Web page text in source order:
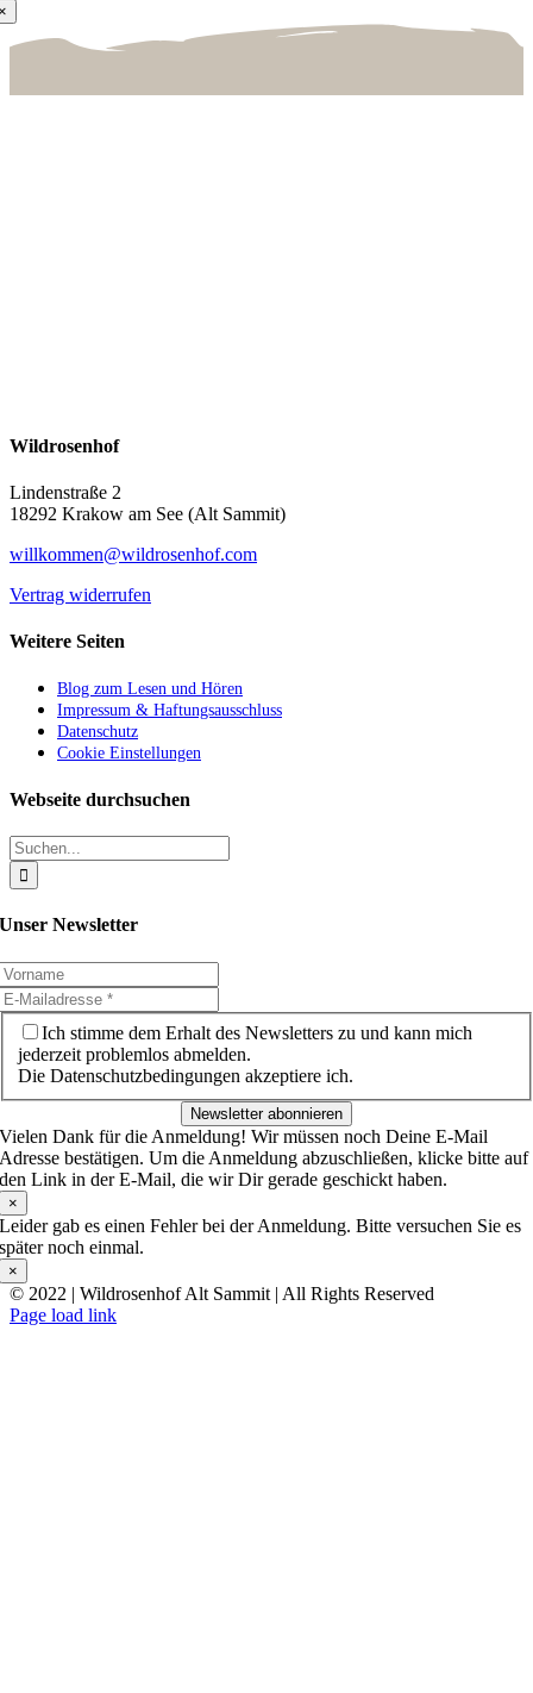
Wildrosenhof
Lindenstraße 2
18292 Krakow am See (Alt Sammit)
willkommen@wildrosenhof.com
Vertrag widerrufen
Weitere Seiten
Blog zum Lesen und Hören
Impressum & Haftungsausschluss
Datenschutz
Cookie Einstellungen
Webseite durchsuchen
Suche
nach:
Unser Newsletter
Ich stimme dem Erhalt des Newsletters zu und kann mich
jederzeit problemlos abmelden.
Die Datenschutzbedingungen akzeptiere ich.
Newsletter abonnieren
Vielen Dank für die Anmeldung! Wir müssen noch Deine E-Mail
Adresse bestätigen. Um die Anmeldung abzuschließen, klicke bitte auf
den Link in der E-Mail, die wir Dir gerade geschickt haben.
×
Leider gab es einen Fehler bei der Anmeldung. Bitte versuchen Sie es
später noch einmal.
×
© 2022 | Wildrosenhof Alt Sammit | All Rights Reserved
Facebook
Instagram
E-
Page load link